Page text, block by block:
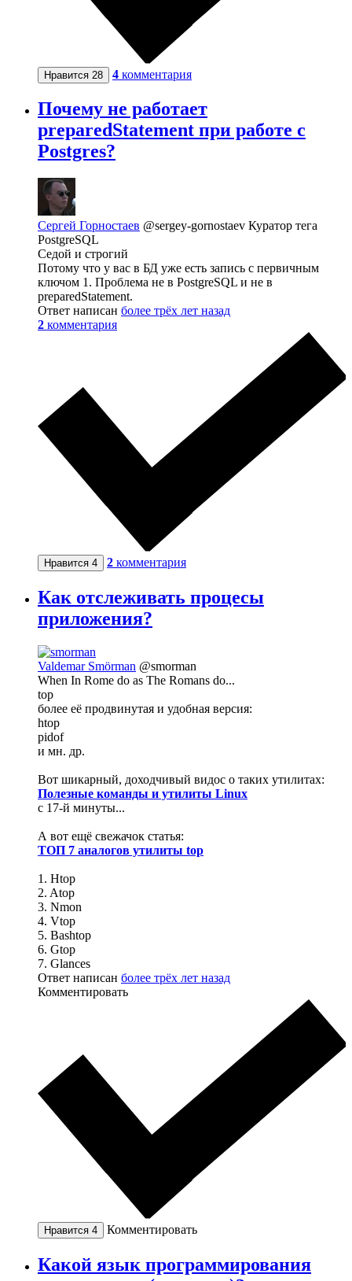
Нравится 28 4 комментария
Почему не работает
preparedStatement при работе с
Postgres?
Сергей Горностаев @sergey-gornostaev Куратор тега
PostgreSQL
Седой и строгий
Потому что у вас в БД уже есть запись с первичным
ключом 1. Проблема не в PostgreSQL и не в
preparedStatement.
Ответ написан более трёх лет назад
2 комментария
Нравится 4 2 комментария
Как отслеживать процесы
приложения?
Valdemar Smörman @smorman
When In Rome do as The Romans do...
top
более её продвинутая и удобная версия:
htop
pidof
и мн. др.
Вот шикарный, доходчивый видос о таких утилитах:
Полезные команды и утилиты Linux
с 17-й минуты...
А вот ещё свежачок статья:
ТОП 7 аналогов утилиты top
1. Htop
2. Atop
3. Nmon
4. Vtop
5. Bashtop
6. Gtop
7. Glances
Ответ написан более трёх лет назад
Комментировать
Нравится 4 Комментировать
Какой язык программирования